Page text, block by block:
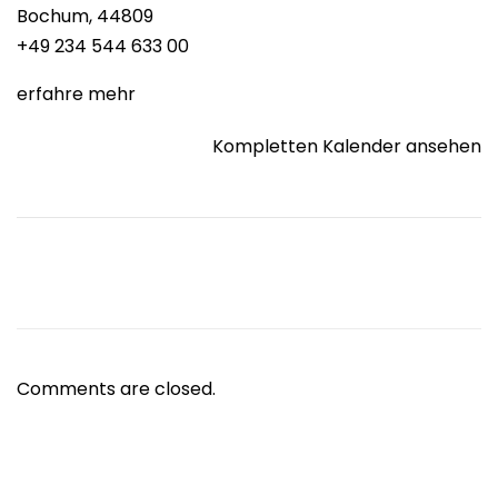
Bochum, 44809
+49 234 544 633 00
erfahre mehr
Kompletten Kalender ansehen
Comments are closed.